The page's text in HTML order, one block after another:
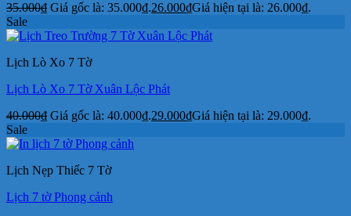
35.000₫ Giá gốc là: 35.000₫.26.000₫Giá hiện tại là: 26.000₫.
Sale
Lịch Lò Xo 7 Tờ
Lịch Lò Xo 7 Tờ Xuân Lộc Phát
40.000₫ Giá gốc là: 40.000₫.29.000₫Giá hiện tại là: 29.000₫.
Sale
Lịch Nẹp Thiếc 7 Tờ
Lịch 7 tờ Phong cảnh